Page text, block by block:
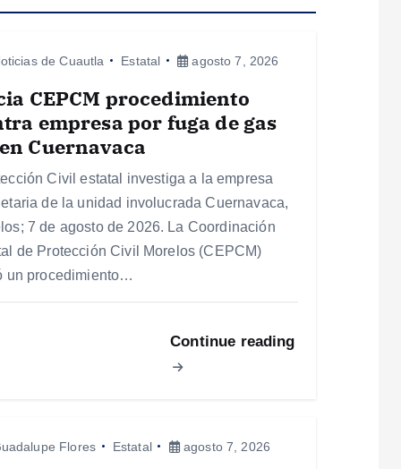
de Cuautla Estatal agosto 7, 2026
CEPCM procedimiento
empresa por fuga de gas
Cuernavaca
Civil estatal investiga a la empresa
de la unidad involucrada Cuernavaca,
7 de agosto de 2026. La Coordinación
de Protección Civil Morelos (CEPCM)
un procedimiento…
Continue reading
Flores Estatal agosto 7, 2026